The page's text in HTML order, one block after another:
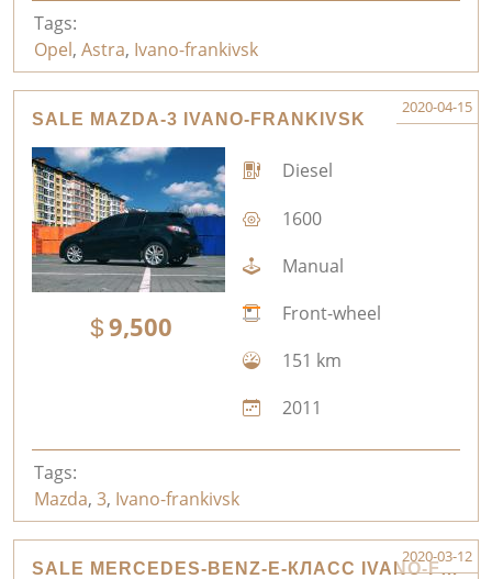
Tags:
Opel, Astra, Ivano-frankivsk
SALE MAZDA-3 IVANO-FRANKIVSK
2020-04-15
9,500
Diesel
1600
Manual
Front-wheel
151 km
2011
Tags:
Mazda, 3, Ivano-frankivsk
SALE MERCEDES-BENZ-E-КЛАСС IVANO-FRANKIVSK
2020-03-12